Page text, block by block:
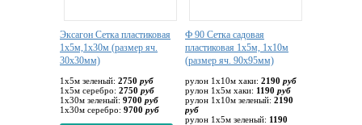
Эксагон Сетка пластиковая
1х5м,1х30м (размер яч.
30х30мм)
1х5м зеленый: 2750 руб
1х5м серебро: 2750 руб
1х30м зеленый: 9700 руб
1х30м серебро: 9700 руб
Ф 90 Сетка садовая
пластиковая 1х5м, 1х10м
(размер яч. 90х95мм)
рулон 1х10м хаки: 2190 руб
рулон 1х5м хаки: 1190 руб
рулон 1х10м зеленый: 2190
руб
рулон 1х5м зеленый: 1190